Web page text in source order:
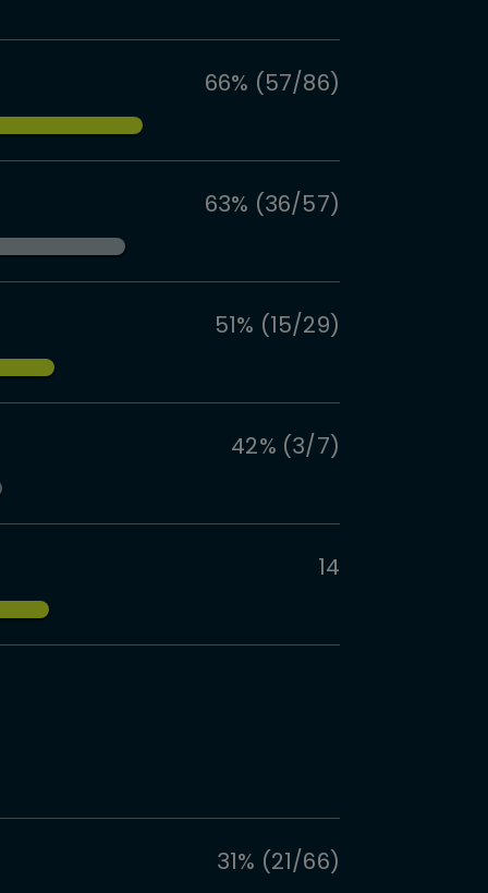
66% (57/86)
63% (36/57)
51% (15/29)
42% (3/7)
14
31% (21/66)